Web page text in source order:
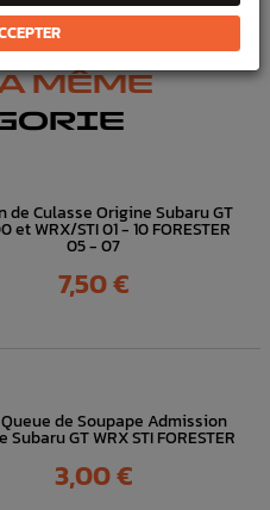
MÊME
de Culasse Origine Subaru GT
et WRX/STI 01 - 10 FORESTER
05 - 07
Prix
7,50 €
de Soupape Admission
Subaru GT WRX STI FORESTER
Prix
3,00 €